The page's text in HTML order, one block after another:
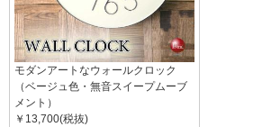
モダンアートなウォールクロック
（ベージュ色・無音スイープムーブ
メント）
￥13,700(税抜)